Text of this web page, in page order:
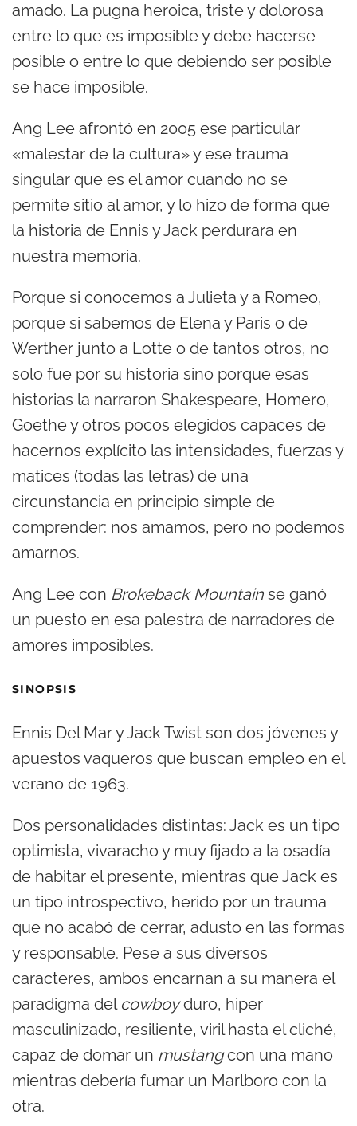
amado. La pugna heroica, triste y dolorosa
entre lo que es imposible y debe hacerse
posible o entre lo que debiendo ser posible
se hace imposible.
Ang Lee afrontó en 2005 ese particular
«malestar de la cultura» y ese trauma
singular que es el amor cuando no se
permite sitio al amor, y lo hizo de forma que
la historia de Ennis y Jack perdurara en
nuestra memoria.
Porque si conocemos a Julieta y a Romeo,
porque si sabemos de Elena y Paris o de
Werther junto a Lotte o de tantos otros, no
solo fue por su historia sino porque esas
historias la narraron Shakespeare, Homero,
Goethe y otros pocos elegidos capaces de
hacernos explícito las intensidades, fuerzas y
matices (todas las letras) de una
circunstancia en principio simple de
comprender: nos amamos, pero no podemos
amarnos.
Ang Lee con Brokeback Mountain se ganó
un puesto en esa palestra de narradores de
amores imposibles.
SINOPSIS
Ennis Del Mar y Jack Twist son dos jóvenes y
apuestos vaqueros que buscan empleo en el
verano de 1963.
Dos personalidades distintas: Jack es un tipo
optimista, vivaracho y muy fijado a la osadía
de habitar el presente, mientras que Jack es
un tipo introspectivo, herido por un trauma
que no acabó de cerrar, adusto en las formas
y responsable. Pese a sus diversos
caracteres, ambos encarnan a su manera el
paradigma del cowboyduro, hiper
masculinizado, resiliente, viril hasta el cliché,
capaz de domar un mustangcon una mano
mientras debería fumar un Marlboro con la
otra.